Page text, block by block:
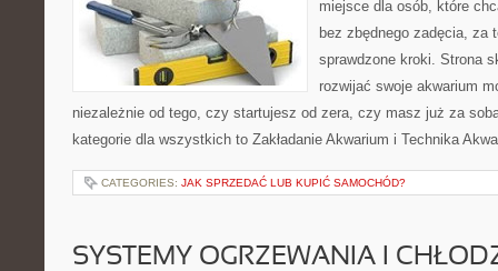
miejsce dla osób, które
bez zbędnego zadęcia, za
sprawdzone kroki. Strona
rozwijać swoje akwarium
niezależnie od tego, czy startujesz od zera, czy masz już za
kategorie dla wszystkich to Zakładanie Akwarium i Technika
CATEGORIES: JAK SPRZEDAĆ LUB KUPIĆ SAMOCHÓD?
SYSTEMY OGRZEWANIA I